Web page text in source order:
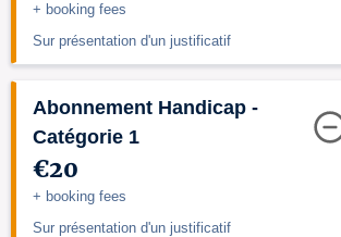
+ booking fees
Sur présentation d'un justificatif
Abonnement Handicap -
Catégorie 1
€20
+ booking fees
Sur présentation d'un justificatif